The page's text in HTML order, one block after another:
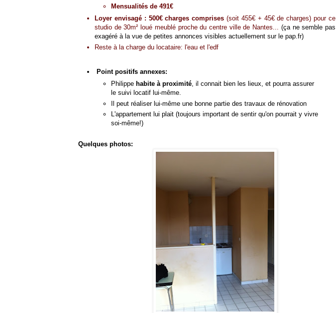
Mensualités de 491€
Loyer envisagé : 500€ charges comprises (soit 455€ + 45€ de charges) pour ce
studio de 30m² loué meublé proche du centre ville de Nantes... (ça ne semble pas
exagéré à la vue de petites annonces visibles actuellement sur le pap.fr)
Reste à la charge du locataire: l'eau et l'edf
Point positifs annexes:
Philippe habite à proximité, il connait bien les lieux, et pourra assurer
le suivi locatif lui-même.
Il peut réaliser lui-même une bonne partie des travaux de rénovation
L'appartement lui plait (toujours important de sentir qu'on pourrait y vivre
soi-même!)
Quelques photos: